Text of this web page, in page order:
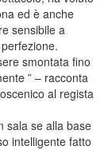
ed è anche
sensibile a
smontata fino
” – racconta
al regista
sala se alla base
intelligente fatto